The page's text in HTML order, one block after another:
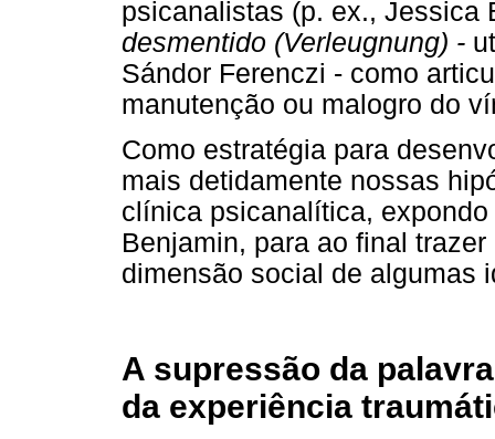
psicanalistas (p. ex., Jessica
desmentido (Verleugnung) -
Sándor Ferenczi - como
manutenção ou malogro do
Como estratégia para
mais detidamente nossas
clínica psicanalítica,
Benjamin, para ao final
dimensão social de algumas
A supressão da
da experiência